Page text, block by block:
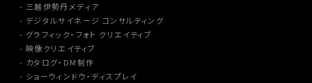
三越伊勢丹メディア
デジタルサイネージ コンサルティング
グラフィック・フォト クリエイティブ
映像クリエイティブ
カタログ・DM制作
ショーウィンドウ・ディスプレイ